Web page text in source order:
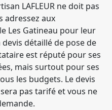
LAFLEUR ne doit pas
adressez aux
Les Gatineau pour leur
détaillé de pose de
est réputé pour ses
mais surtout pour ses
les budgets. Le devis
pas tarifé et vous ne